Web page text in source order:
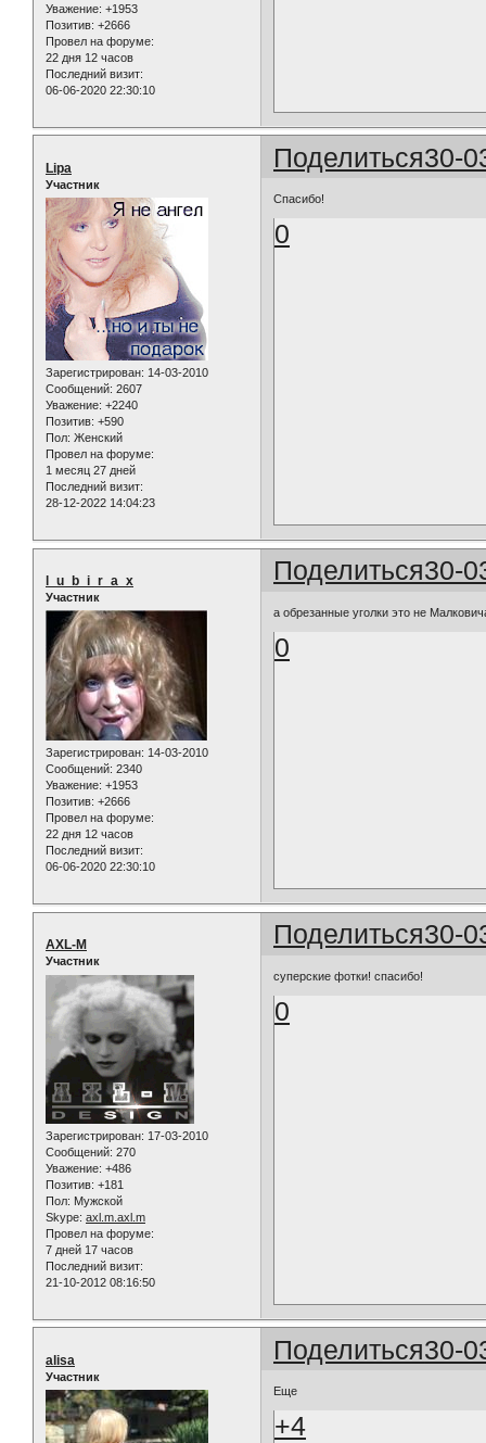
Уважение: +1953
Позитив: +2666
Провел на форуме:
22 дня 12 часов
Последний визит:
06-06-2020 22:30:10
Поделиться30-
Lipa
Участник
Зарегистрирован: 14-03-2010
Сообщений: 2607
Уважение: +2240
Позитив: +590
Пол: Женский
Провел на форуме:
1 месяц 27 дней
Последний визит:
28-12-2022 14:04:23
Спасибо!
0
Поделиться30-
l_u_b_i_r_a_x
Участник
Зарегистрирован: 14-03-2010
Сообщений: 2340
Уважение: +1953
Позитив: +2666
Провел на форуме:
22 дня 12 часов
Последний визит:
06-06-2020 22:30:10
а обрезанные уголки это не
0
Поделиться30-
AXL-M
Участник
Зарегистрирован: 17-03-2010
Сообщений: 270
Уважение: +486
Позитив: +181
Пол: Мужской
Skype: axl.m.axl.m
Провел на форуме:
7 дней 17 часов
Последний визит:
21-10-2012 08:16:50
суперские фотки! спасибо!
0
Поделиться30-
alisa
Участник
Еще
+4